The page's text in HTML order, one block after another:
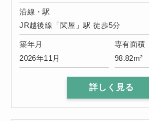
沿線・駅
JR越後線「関屋」駅 徒歩5分
築年月
2026年11月
専有面積
98.82m²
詳しく見る